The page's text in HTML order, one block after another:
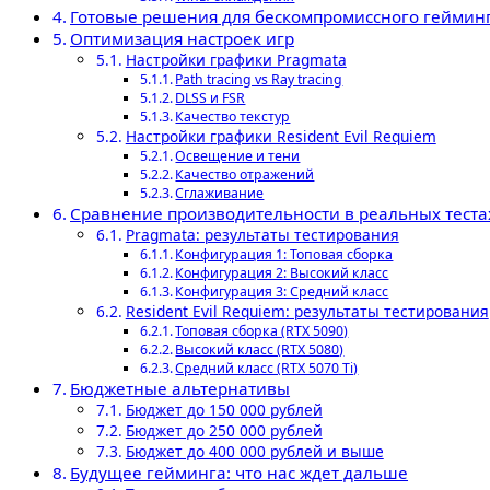
Готовые решения для бескомпромиссного
Оптимизация настроек игр
Настройки графики Pragmata
Path tracing vs Ray tracing
DLSS и FSR
Качество текстур
Настройки графики Resident Evil Requiem
Освещение и тени
Качество отражений
Сглаживание
Сравнение производительности в реальных
Pragmata: результаты тестирования
Конфигурация 1: Топовая сборка
Конфигурация 2: Высокий класс
Конфигурация 3: Средний класс
Resident Evil Requiem: результаты тестирования
Топовая сборка (RTX 5090)
Высокий класс (RTX 5080)
Средний класс (RTX 5070 Ti)
Бюджетные альтернативы
Бюджет до 150 000 рублей
Бюджет до 250 000 рублей
Бюджет до 400 000 рублей и выше
Будущее гейминга: что нас ждет дальше